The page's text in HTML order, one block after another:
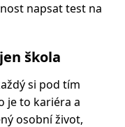
napsat test na
škola
si pod tím
je to kariéra a
osobní život,